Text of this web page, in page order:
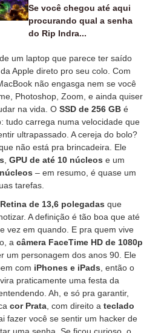
Se você chegou até aqui
procurando qual a senha
do Rip Indra...
um laptop que parece ter saído
Apple direto pro seu colo. Com
não engasga nem se você
Photoshop, Zoom, e ainda quiser
na vida. O SSD de 256 GB é
tudo carrega numa velocidade que
ultrapassado. A cereja do bolo?
não está pra brincadeira. Ele
GPU de até 10 núcleos e um
– em resumo, é quase um
tarefas.
de 13,6 polegadas que
A definição é tão boa que até
vez em quando. E pra quem vive
a câmera FaceTime HD de 1080p
um personagem dos anos 90. Ele
com iPhones e iPads , então o
praticamente uma festa da
Ah, e só pra garantir,
cor Prata , com direito a teclado
fazer você se sentir um hacker de
uma senha. Se ficou curioso, o